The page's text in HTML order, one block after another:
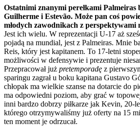
Ostatnimi znanymi perełkami
Guilherme i Estevão. Może pan coś
młodych zawodnikach z perspektywami
Jest ich wielu. W reprezentacji U-17 aż
pojadą na mundial, jest z Palmeiras. Mnie
Reis, który jest kapitanem. To 17-letni
możliwości w defensywie i prezentuje
Przepracował już pretemporadę z
sparingu zagrał u boku kapitana Gustavo
chłopak ma wielkie szanse na dotarcie do
ma odpowiedni poziom, aby grać w
inni bardzo dobrzy piłkarze jak Kevin, 20-
którego otrzymywaliśmy już oferty na 15
ten moment je odrzucał.